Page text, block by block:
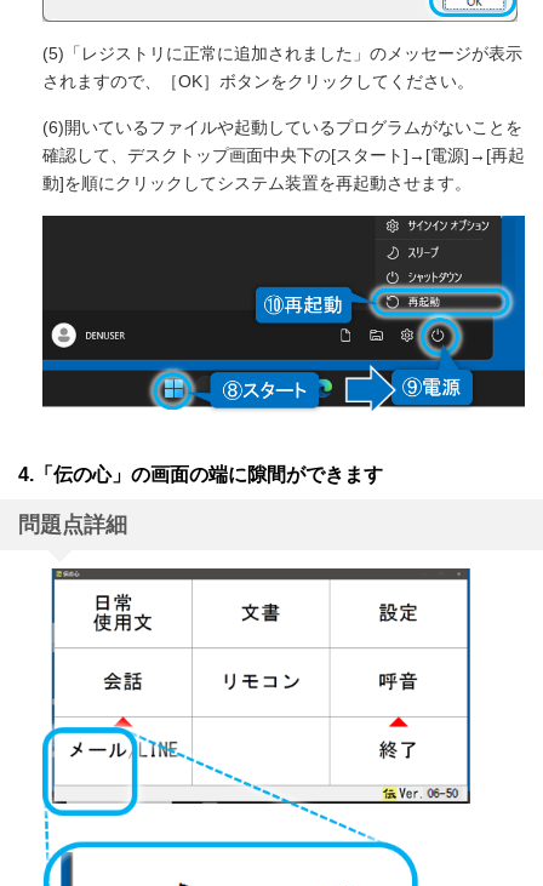
(5)「レジストリに正常に追加されました」のメッセージが表示
されますので、［OK］ボタンをクリックしてください。
(6)開いているファイルや起動しているプログラムがないことを
確認して、デスクトップ画面中央下の[スタート]→[電源]→[再起
動]を順にクリックしてシステム装置を再起動させます。
4.「伝の心」の画面の端に隙間ができます
問題点詳細